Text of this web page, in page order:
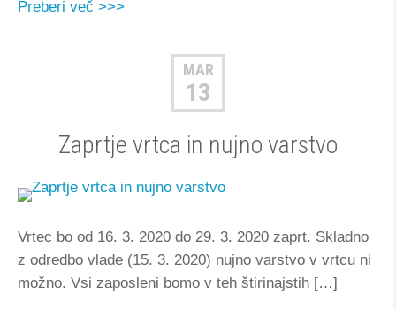
Preberi več >>>
MAR
13
Zaprtje vrtca in nujno varstvo
Vrtec bo od 16. 3. 2020 do 29. 3. 2020 zaprt. Skladno
z odredbo vlade (15. 3. 2020) nujno varstvo v vrtcu ni
možno. Vsi zaposleni bomo v teh štirinajstih […]